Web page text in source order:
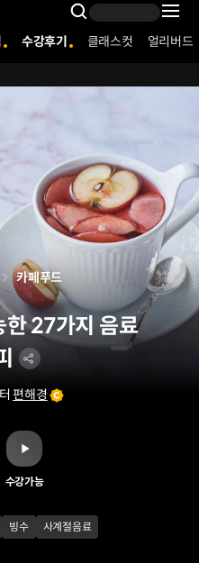
Search
수강후기 클래스컷 얼리버드
한 27가지 음료
편해경
카페푸드
수강가능
빙수 사계절음료